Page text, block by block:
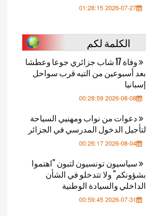
2026-07-27 01:28:15
الكلمة لكم
وفاة 17 شاب جزائري جوعا وعطشا
بعد أسبوعين من التيه قرب سواحل
إسبانيا
2026-08-08 00:28:59
دعوات من نواب ومهنيي السياحة
لتأجيل الدخول المدرسي في الجزائر
2026-08-04 00:26:17
سياسيون تونسيون لتبون "اهتموا
بشؤونكم" ولا تتدخلو في الشأن
الداخلي والسيادة الوطنية
2026-07-31 00:59:45